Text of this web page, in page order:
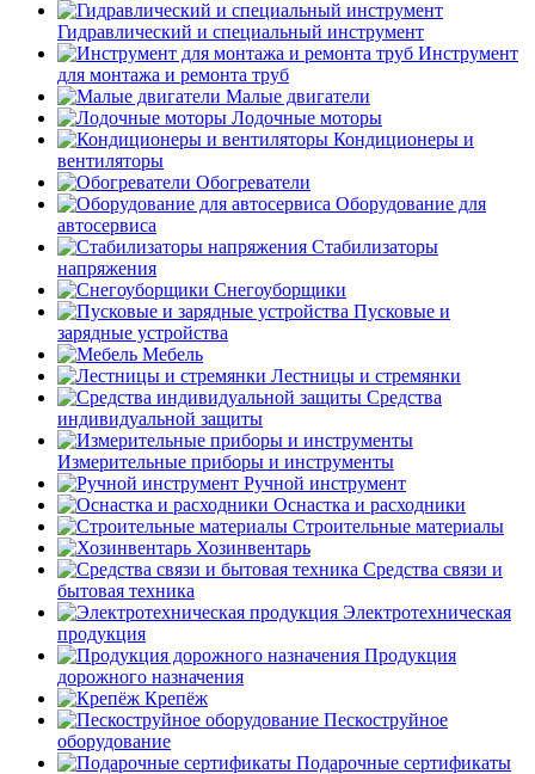
Гидравлический и специальный инструмент
Инструмент
для монтажа и ремонта труб
Малые двигатели
Лодочные моторы
Кондиционеры и
вентиляторы
Обогреватели
Оборудование для
автосервиса
Стабилизаторы
напряжения
Снегоуборщики
Пусковые и
зарядные устройства
Мебель
Лестницы и стремянки
Средства
индивидуальной защиты
Измерительные приборы и инструменты
Ручной инструмент
Оснастка и расходники
Строительные материалы
Хозинвентарь
Средства связи и
бытовая техника
Электротехническая
продукция
Продукция
дорожного назначения
Крепёж
Пескоструйное
оборудование
Подарочные сертификаты